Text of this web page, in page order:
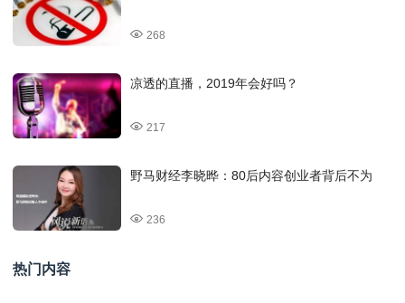
268
凉透的直播，2019年会好吗？
217
野马财经李晓晔：80后内容创业者背后不为
236
热门内容